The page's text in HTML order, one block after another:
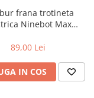
frana trotineta
Ninebot Max
89,00 Lei
IN COS